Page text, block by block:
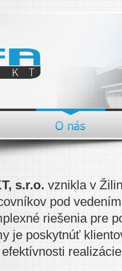
s.r.o. vznikla v
pod
riešenia pre
je poskytnúť